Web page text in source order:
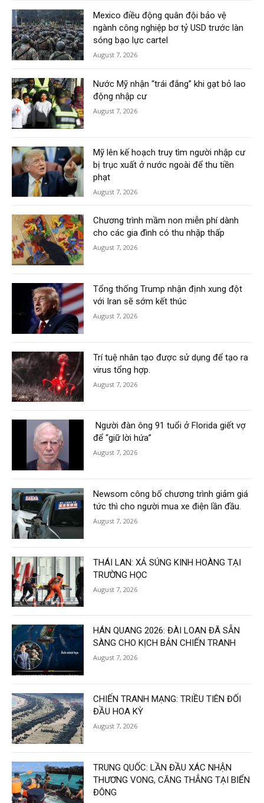
Mexico điều động quân đội bảo vệ
ngành công nghiệp bơ tỷ USD trước làn
sóng bạo lực cartel
August 7, 2026
Nước Mỹ nhận “trái đắng” khi gạt bỏ lao
động nhập cư
August 7, 2026
Mỹ lên kế hoạch truy tìm người nhập cư
bị trục xuất ở nước ngoài để thu tiền
phạt
August 7, 2026
Chương trình mầm non miễn phí dành
cho các gia đình có thu nhập thấp
August 7, 2026
Tổng thống Trump nhận định xung đột
với Iran sẽ sớm kết thúc
August 7, 2026
Trí tuệ nhân tạo được sử dụng để tạo ra
virus tổng hợp.
August 7, 2026
Người đàn ông 91 tuổi ở Florida giết vợ
để “giữ lời hứa”
August 7, 2026
Newsom công bố chương trình giảm giá
tức thì cho người mua xe điện lần đầu.
August 7, 2026
THÁI LAN: XẢ SÚNG KINH HOÀNG TẠI
TRƯỜNG HỌC
August 7, 2026
HÁN QUANG 2026: ĐÀI LOAN ĐÃ SẴN
SÀNG CHO KỊCH BẢN CHIẾN TRANH
August 7, 2026
CHIẾN TRANH MẠNG: TRIỀU TIÊN ĐỐI
ĐẦU HOA KỲ
August 7, 2026
TRUNG QUỐC: LẦN ĐẦU XÁC NHẬN
THƯƠNG VONG, CĂNG THẲNG TẠI BIỂN
ĐÔNG